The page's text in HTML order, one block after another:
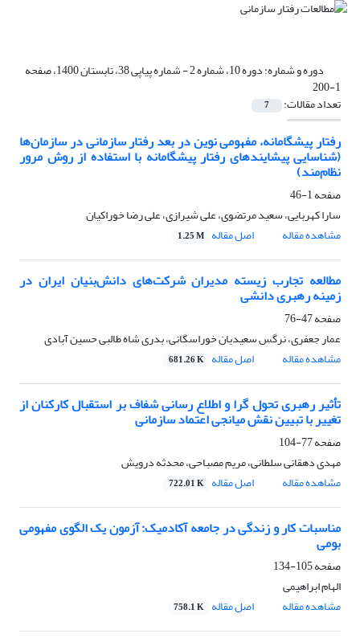
دوره و شماره: دوره 10، شماره 2 - شماره پیاپی 38، تابستان 1400، صفحه
1-200
تعداد مقالات: 7
رفتار پیشگامانه، مفهومی نوین در بعد رفتار سازمانی در سازمان‌ها
(شناسایی پیشایندهای رفتار پیشگامانه با استفاده از روش مرور
نظام‌مند)
صفحه1-46
سارا کهربایی، سعید مرتضوی، علی شیرازی، علی رضا خوراکیان
مشاهده مقاله
اصل مقاله 1.25 M
مطالعه تجارب زیسته مدیران شرکت‌های دانش‌بنیان ایران در
زمینه رهبری دانشی
صفحه47-76
عمار جعفری، نرگس سعیدیان خوراسگانی، بدری شاه طالبی حسین آبادی
مشاهده مقاله
اصل مقاله 681.26 K
تأثیر رهبری تحول گرا و اطلاع رسانی شفاف بر استقبال کارکنان از
تغییر با تبیین نقش میانجی اعتماد سازمانی
صفحه77-104
مهدی دهقانی سلطانی، مریم مصباحی، محدثه درویش
مشاهده مقاله
اصل مقاله 722.01 K
مناسبات کار و زندگی در جامعه آکادمیک: آزمون یک الگوی مفهومی
بومی
صفحه105-134
الهام ابراهیمی
مشاهده مقاله
اصل مقاله 758.1 K